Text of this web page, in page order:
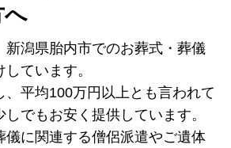
へ
新潟県胎内市でのお葬式・葬儀
ています。
、平均100万円以上とも言われて
でもお安く提供しています。
儀に関連する僧侶派遣やご遺体